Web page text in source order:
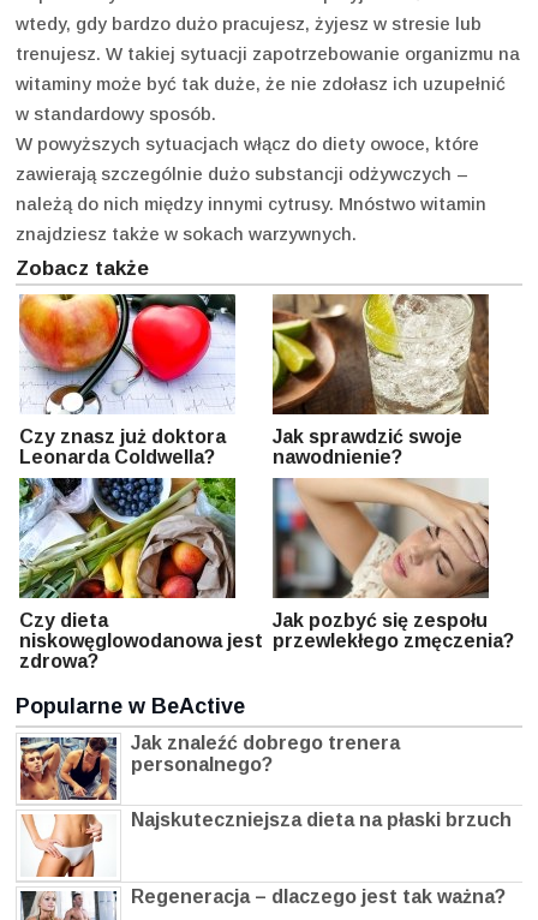
wtedy, gdy bardzo dużo pracujesz, żyjesz w stresie lub
trenujesz. W takiej sytuacji zapotrzebowanie organizmu na
witaminy może być tak duże, że nie zdołasz ich uzupełnić
w standardowy sposób.
W powyższych sytuacjach włącz do diety owoce, które
zawierają szczególnie dużo substancji odżywczych –
należą do nich między innymi cytrusy. Mnóstwo witamin
znajdziesz także w sokach warzywnych.
Zobacz także
Czy znasz już doktora
Leonarda Coldwella?
Jak sprawdzić swoje
nawodnienie?
Czy dieta
niskowęglowodanowa jest
zdrowa?
Jak pozbyć się zespołu
przewlekłego zmęczenia?
Popularne w BeActive
Jak znaleźć dobrego trenera
personalnego?
Najskuteczniejsza dieta na płaski brzuch
Regeneracja – dlaczego jest tak ważna?